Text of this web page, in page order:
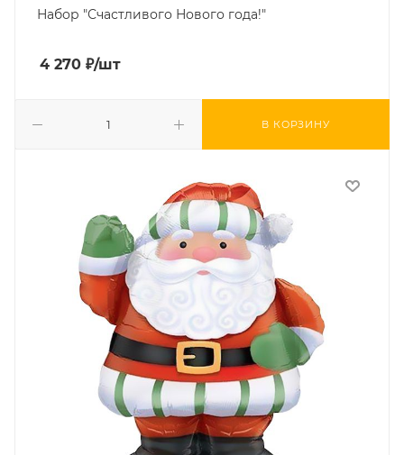
Набор "Счастливого Нового года!"
4 270 ₽/шт
В КОРЗИНУ